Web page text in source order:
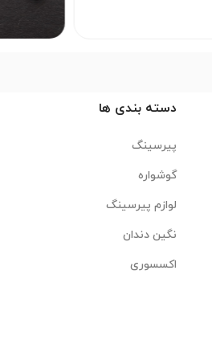
دسته بندی ها
پیرسینگ
گوشواره
لوازم پیرسینگ
نگین دندان
اکسسوری